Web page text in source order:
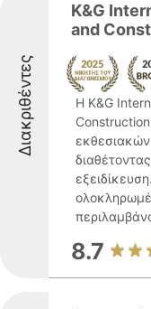
Διακριθέντες
K&G
and
Η K&G
8.7